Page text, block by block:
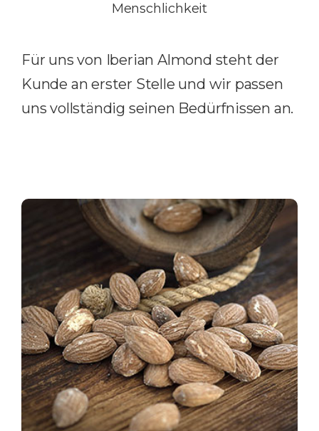
Menschlichkeit
Für uns von Iberian Almond steht der
Kunde an erster Stelle und wir passen
uns vollständig seinen Bedürfnissen an.
Produkte und
Dienstleistungen
Iberian Almond konzentriert sich auf den Vertrieb eines
einzigartigen und hochwertigen Produktes – der
spanischen Mandel –, und setzt ökologische
Verantwortung an die höchste Stelle. Die Kenntnisse über
diese Schalenfrucht erlauben uns, eine minuziöse
Auswahl zu treffen, um sie auf ihren höchsten Ausdruck zu
bringen. Wir verfügen über ein breites Sortiment an
Mandelsorten, die alle in einem 100% natürlichen
Prozess verarbeitet werden, wobei wir stets die Nähe zu
den Kunden suchen und schätzen.